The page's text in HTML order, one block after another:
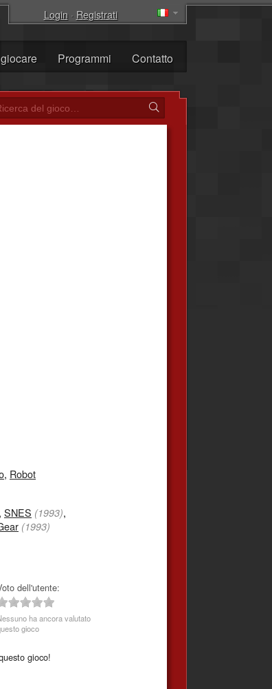
Login· Registrati
Programmi Contatto
, Robot
, SNES (1993),
(1993)
dell'utente:
ha ancora valutato
gioco
gioco!